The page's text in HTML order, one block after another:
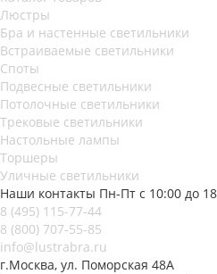
Люстры
Бра и настенные светильники
Встраиваемые светильники
Споты
Подвесные светильники
Потолочные светильники
Трековые светильники
Настольные лампы
Торшеры
Уличные светильники
Наши контакты Пн-Пт с 10:00 до
8 (495) 115-77-44
8 (800) 707-55-85
info@lustrabra.ru
г.Москва, ул. Поморская 48А